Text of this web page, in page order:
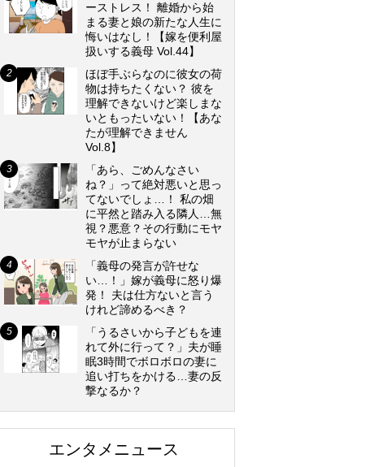
ーストレス！ 離婚から始
まる妻と娘の新たな人生に
悔いはなし！【嫁を便利屋
扱いする義母 Vol.44】
ほぼ手ぶらなのに彼女の荷
物は持ちたくない？ 彼を
理解できないけど楽しまな
いともったいない！【あな
たが理解できません
Vol.8】
「あら、ごめんなさい
ね？」って絶対悪いと思っ
てないでしょ…！ 私の畑
に平然と踏み入る隣人…無
視？悪意？その行動にモヤ
モヤが止まらない
「義母の発言が許せな
い…！」嫁が義母に怒り爆
発！ 夫は仕方ないと言う
けれど諦めるべき？
「うるさいから子どもを連
れて外に行って？」夫が睡
眠3時間でボロボロの妻に
追い打ちをかける…妻の反
撃なるか？
エンタメニュース